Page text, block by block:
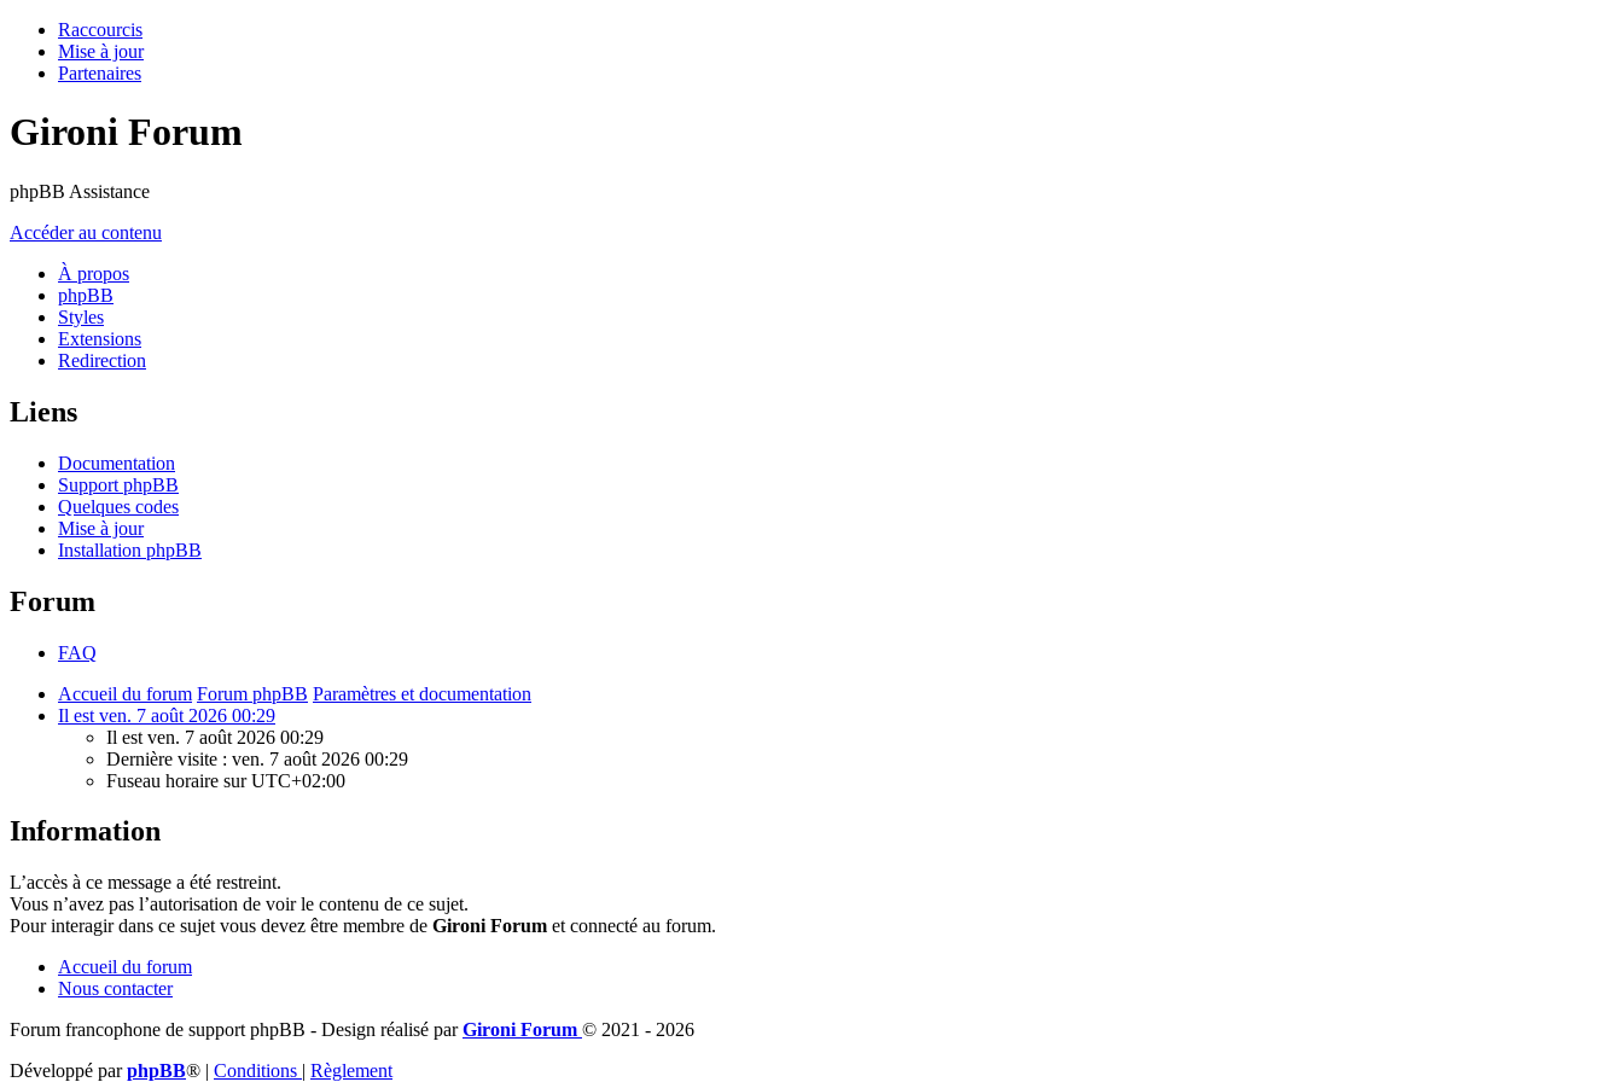
Raccourcis
Mise à jour
Partenaires
Gironi Forum
phpBB Assistance
Accéder au contenu
À propos
phpBB
Styles
Extensions
Redirection
Liens
Documentation
Support phpBB
Quelques codes
Mise à jour
Installation phpBB
Forum
FAQ
Accueil du forum Forum phpBB Paramètres et documentation
Il est ven. 7 août 2026 00:29
Il est ven. 7 août 2026 00:29
Dernière visite : ven. 7 août 2026 00:29
Fuseau horaire surUTC+02:00
Information
L’accès à ce message a été restreint.
Vous n’avez pas l’autorisation de voir le contenu de ce sujet.
Pour interagir dans ce sujet vous devez être membre de Gironi Forum et connecté au forum.
Accueil du forum
Nous contacter
Forum francophone de support phpBB - Design réalisé parGironi Forum © 2021 - 2026
Développé parphpBB® | Conditions | Règlement